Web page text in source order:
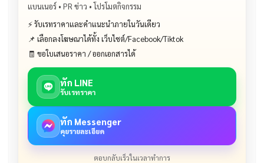
แบนเนอร์ • PR ข่าว • โปรโมตกิจกรรม
⚡ รับเรทราคาและคำแนะนำภายในวันเดียว
📌 เลือกลงโฆษณาได้ทั้ง เว็บไซต์/Facebook/Tiktok
🧾 ขอใบเสนอราคา / ออกเอกสารได้
ทัก LINE
รับเรทราคา
ทัก Messenger
คุยรายละเอียด
ตอบกลับเร็วในเวลาทำการ